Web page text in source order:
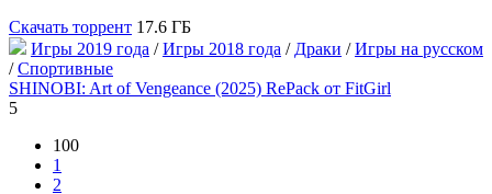
Скачать торрент 17.6 ГБ
Игры 2019 года /Игры 2018 года / Драки /Игры на русском
/Спортивные
SHINOBI: Art of Vengeance (2025) RePack от FitGirl
5
100
1
2